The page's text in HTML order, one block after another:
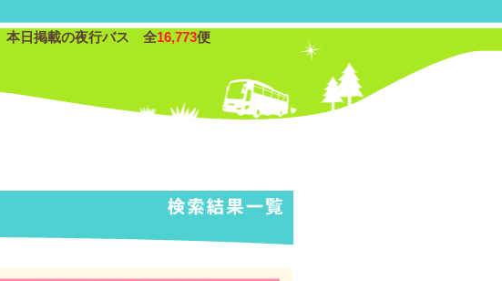
本日掲載の夜行バス 全16,773便